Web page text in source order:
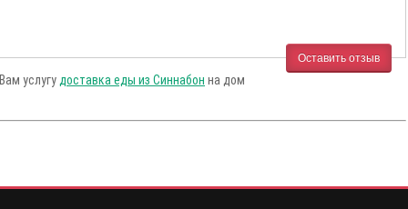
Оставить отзыв
услугу доставка еды из Синнабон на дом